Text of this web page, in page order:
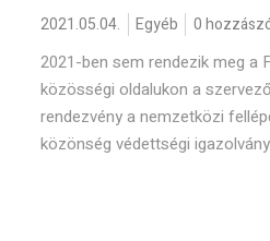
2021.05.04. Egyéb 0
2021-ben sem rendezik meg a
közösségi oldalukon a
rendezvény a nemzetközi
közönség védettségi